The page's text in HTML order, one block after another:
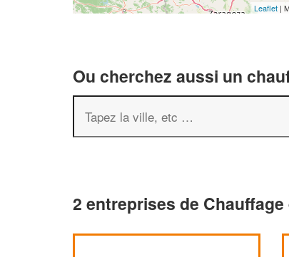
Leaflet |
Ou cherchez aussi un
2 entreprises de